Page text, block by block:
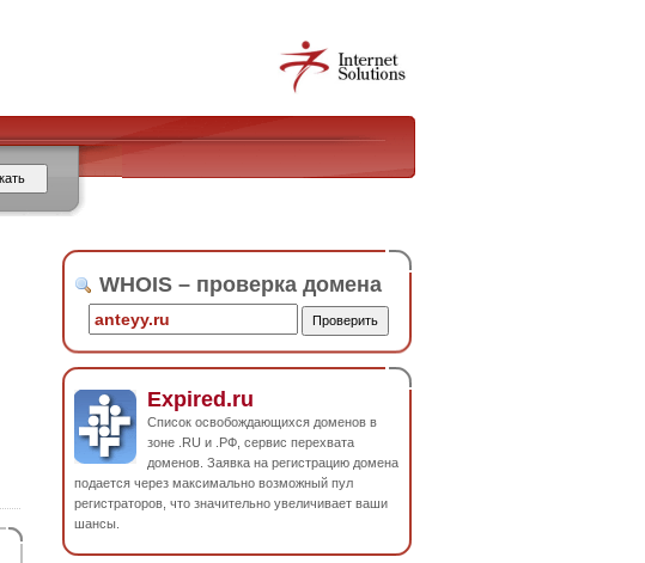
WHOIS – проверка домена
Expired.ru
Список освобождающихся доменов в
зоне .RU и .РФ, сервис перехвата
доменов. Заявка на регистрацию домена
подается через максимально возможный пул
регистраторов, что значительно увеличивает ваши
шансы.